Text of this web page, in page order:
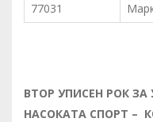
77031
ВТОР УПИСЕН РОК ЗА
НАСОКАТА СПОРТ –